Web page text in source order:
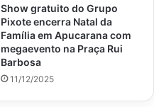
Show gratuito do Grupo
Pixote encerra Natal da
Família em Apucarana com
megaevento na Praça Rui
Barbosa
11/12/2025